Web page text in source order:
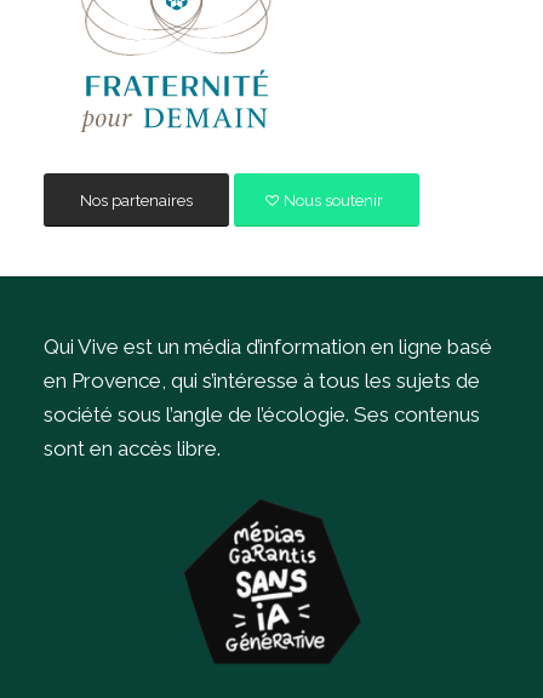
Nos partenaires Nous soutenir
Qui Vive est un média d’information en ligne basé
en Provence, qui s’intéresse à tous les sujets de
société sous l’angle de l’écologie. Ses contenus
sont en accès libre.